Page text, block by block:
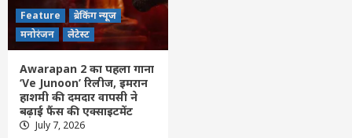
Feature
ब्रेकिंग न्यूज
मनोरंजन
लेटेस्ट
Awarapan 2 का पहला गाना
‘Ve Junoon’ रिलीज, इमरान
हाशमी की दमदार वापसी ने
बढ़ाई फैंस की एक्साइटमेंट
July 7, 2026
5
Feature छत्तीसगढ़
रायगढ़ में विकास को मिल रही नई रफ्तार, हर क्षेत्र में
चौधरी……
Feature छत्तीसगढ़
CG- ट्रेनी IPS पर 1 करोड़ की रिश्वत मांगने का